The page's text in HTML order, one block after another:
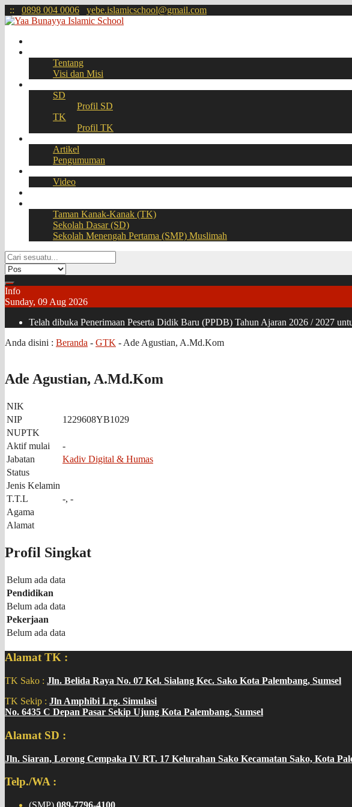
:: 0898 004 0006 yebe.islamicschool@gmail.com
Tentang
Visi dan Misi
SD
Profil SD
TK
Profil TK
Artikel
Pengumuman
Video
Taman Kanak-Kanak (TK)
Sekolah Dasar (SD)
Sekolah Menengah Pertama (SMP) Muslimah
Info
Sunday, 09 Aug 2026
Telah dibuka Penerimaan Peserta Didik Baru (PPDB) Tahun Ajaran 2026 / 2027
Anda disini : Beranda - GTK - Ade Agustian, A.Md.Kom
Ade Agustian, A.Md.Kom
NIK
NIP
1229608YB1029
NUPTK
Aktif mulai
-
Jabatan
Kadiv Digital & Humas
Status
Jenis Kelamin
T.T.L
-, -
Agama
Alamat
Profil Singkat
Belum ada data
Pendidikan
Belum ada data
Pekerjaan
Belum ada data
Alamat TK :
TK Sako : Jln. Belida Raya No. 07 Kel. Sialang Kec. Sako Kota Palembang, Sumsel
TK Sekip : Jln Amphibi Lrg. Simulasi
No. 6435 C Depan Pasar Sekip Ujung Kota Palembang, Sumsel
Alamat SD :
Jln. Siaran, Lorong Cempaka IV RT. 17 Kelurahan Sako Kecamatan Sako, Kota
Telp./WA :
(SMP) 089-7796-4100